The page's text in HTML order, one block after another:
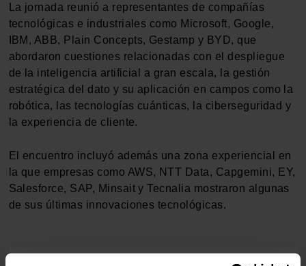
La jornada reunió a representantes de compañías
tecnológicas e industriales como Microsoft, Google,
IBM, ABB, Plain Concepts, Gestamp y BYD, que
abordaron cuestiones relacionadas con el despliegue
de la inteligencia artificial a gran escala, la gestión
estratégica del dato y su aplicación en campos como la
robótica, las tecnologías cuánticas, la ciberseguridad y
la experiencia de cliente.
El encuentro incluyó además una zona experiencial en
la que empresas como AWS, NTT Data, Capgemini, EY,
Salesforce, SAP, Minsait y Tecnalia mostraron algunas
de sus últimas innovaciones tecnológicas.